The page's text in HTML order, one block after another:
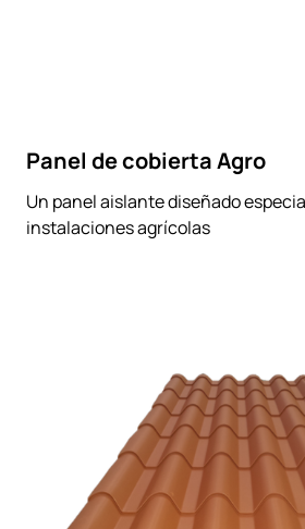
Panel de cobierta Agro
Un panel aislante diseñado
instalaciones agrícolas